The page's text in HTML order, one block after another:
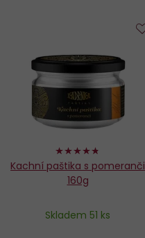
94%
Kachní paštika s pomeranči
160g
Skladem 51 ks